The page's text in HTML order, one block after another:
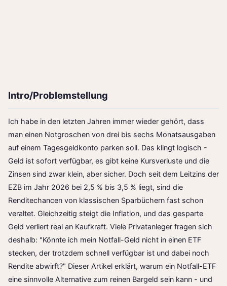
Intro/Problemstellung
Ich habe in den letzten Jahren immer wieder gehört, dass
man einen Notgroschen von drei bis sechs Monatsausgaben
auf einem Tagesgeldkonto parken soll. Das klingt logisch -
Geld ist sofort verfügbar, es gibt keine Kursverluste und die
Zinsen sind zwar klein, aber sicher. Doch seit dem Leitzins der
EZB im Jahr 2026 bei 2,5 % bis 3,5 % liegt, sind die
Renditechancen von klassischen Sparbüchern fast schon
veraltet. Gleichzeitig steigt die Inflation, und das gesparte
Geld verliert real an Kaufkraft. Viele Privatanleger fragen sich
deshalb: "Könnte ich mein Notfall-Geld nicht in einen ETF
stecken, der trotzdem schnell verfügbar ist und dabei noch
Rendite abwirft?" Dieser Artikel erklärt, warum ein Notfall-ETF
eine sinnvolle Alternative zum reinen Bargeld sein kann - und